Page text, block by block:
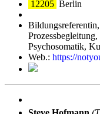
12205 Berlin
Psychosomatik,
Web.: https://